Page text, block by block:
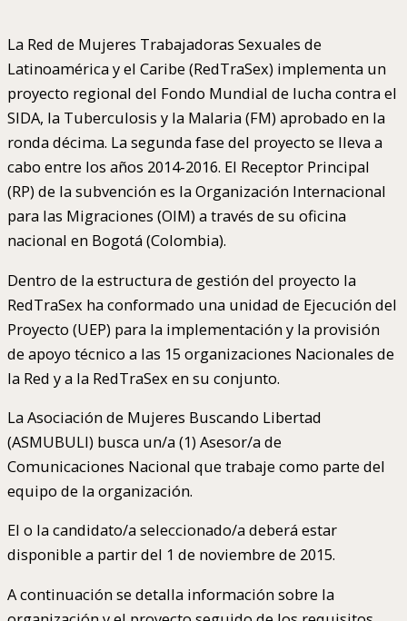
La Red de Mujeres Trabajadoras Sexuales de
Latinoamérica y el Caribe (RedTraSex) implementa un
proyecto regional del Fondo Mundial de lucha contra el
SIDA, la Tuberculosis y la Malaria (FM) aprobado en la
ronda décima. La segunda fase del proyecto se lleva a
cabo entre los años 2014-2016. El Receptor Principal
(RP) de la subvención es la Organización Internacional
para las Migraciones (OIM) a través de su oficina
nacional en Bogotá (Colombia).
Dentro de la estructura de gestión del proyecto la
RedTraSex ha conformado una unidad de Ejecución del
Proyecto (UEP) para la implementación y la provisión
de apoyo técnico a las 15 organizaciones Nacionales de
la Red y a la RedTraSex en su conjunto.
La Asociación de Mujeres Buscando Libertad
(ASMUBULI) busca un/a (1) Asesor/a de
Comunicaciones Nacional que trabaje como parte del
equipo de la organización.
El o la candidato/a seleccionado/a deberá estar
disponible a partir del 1 de noviembre de 2015.
A continuación se detalla información sobre la